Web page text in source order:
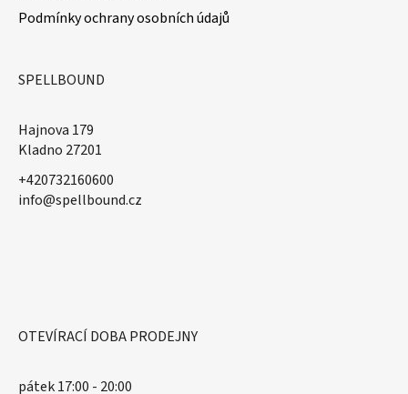
Podmínky ochrany osobních údajů
SPELLBOUND
Hajnova 179
Kladno 27201
+420732160600
​info@spellbound.cz
OTEVÍRACÍ DOBA PRODEJNY
pátek 17:00 - 20:00